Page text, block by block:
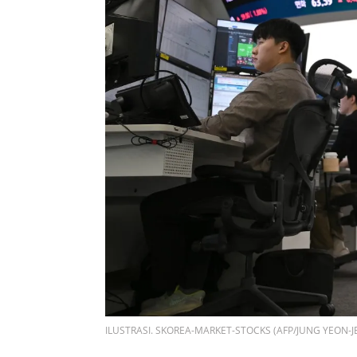
ILUSTRASI. SKOREA-MARKET-STOCKS (AFP/JUNG YEON-